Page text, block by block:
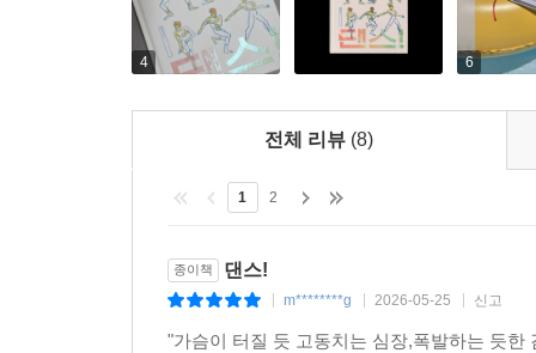
4 6
전체 리뷰 (8)
1 2
종이책 댄스!
m********g 2026-05-25 신고
"가슴이 터질 듯 고동치는 심장,폭발하는 듯